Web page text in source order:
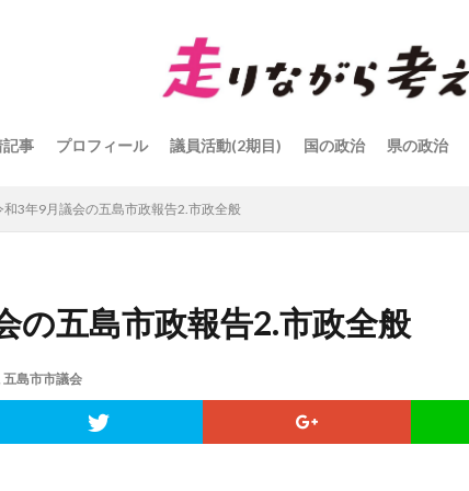
記事 プロフィール 議員活動(2期目) 国の政治 県の政治
和3年9月議会の五島市政報告2.市政全般
の五島市政報告2.市政全般
五島市市議会